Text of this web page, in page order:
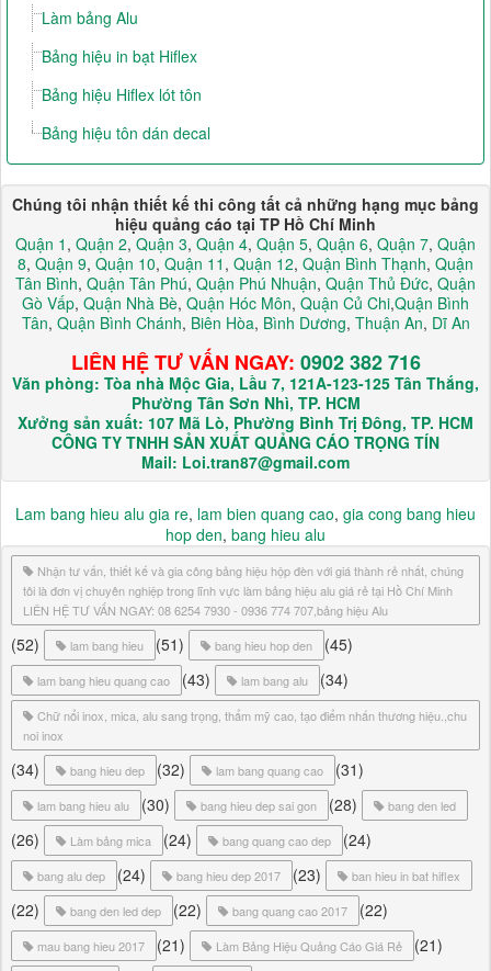
Làm bảng Alu
Bảng hiệu in bạt Hiflex
Bảng hiệu Hiflex lót tôn
Bảng hiệu tôn dán decal
Chúng tôi nhận thiết kế thi công tất cả những hạng mục bảng
hiệu quảng cáo tại TP Hồ Chí Minh
Quận 1 , Quận 2, Quận 3, Quận 4, Quận 5, Quận 6, Quận 7, Quận
8, Quận 9, Quận 10, Quận 11 , Quận 12, Quận Bình Thạnh, Quận
Tân Bình, Quận Tân Phú, Quận Phú Nhuận, Quận Thủ Đức, Quận
Gò Vấp, Quận Nhà Bè, Quận Hóc Môn, Quận Củ Chi,Quận Bình
Tân, Quận Bình Chánh, Biên Hòa, Bình Dương, Thuận An, Dĩ An
LIÊN HỆ TƯ VẤN NGAY: 0902 382 716
Văn phòng: Tòa nhà Mộc Gia, Lầu 7, 121A-123-125 Tân Thắng,
Phường Tân Sơn Nhì, TP. HCM
Xưởng sản xuất: 107 Mã Lò, Phường Bình Trị Đông, TP. HCM
CÔNG TY TNHH SẢN XUẤT QUẢNG CÁO TRỌNG TÍN
Mail: Loi.tran87@gmail.com
Lam bang hieu alu gia re, lam bien quang cao, gia cong bang hieu
hop den, bang hieu alu
Nhận tư vấn, thiết kế và gia công bảng hiệu hộp đèn với giá thành rẻ nhất, chúng
tôi là đơn vị chuyên nghiệp trong lĩnh vực làm bảng hiệu alu giá rẻ tại Hồ Chí Minh
LIÊN HỆ TƯ VẤN NGAY: 08 6254 7930 - 0936 774 707,bảng hiệu Alu
(52) lam bang hieu (51) bang hieu hop den (45)
lam bang hieu quang cao (43) lam bang alu (34)
Chữ nổi inox, mica, alu sang trọng, thẩm mỹ cao, tạo điểm nhấn thương hiệu.,chu
noi inox
(34) bang hieu dep (32) lam bang quang cao (31)
lam bang hieu alu (30) bang hieu dep sai gon (28) bang den led
(26) Làm bảng mica (24) bang quang cao dep (24)
bang alu dep (24) bang hieu dep 2017 (23) ban hieu in bat hiflex
(22) bang den led dep (22) bang quang cao 2017 (22)
mau bang hieu 2017 (21) Làm Bảng Hiệu Quảng Cáo Giá Rẻ
(21)